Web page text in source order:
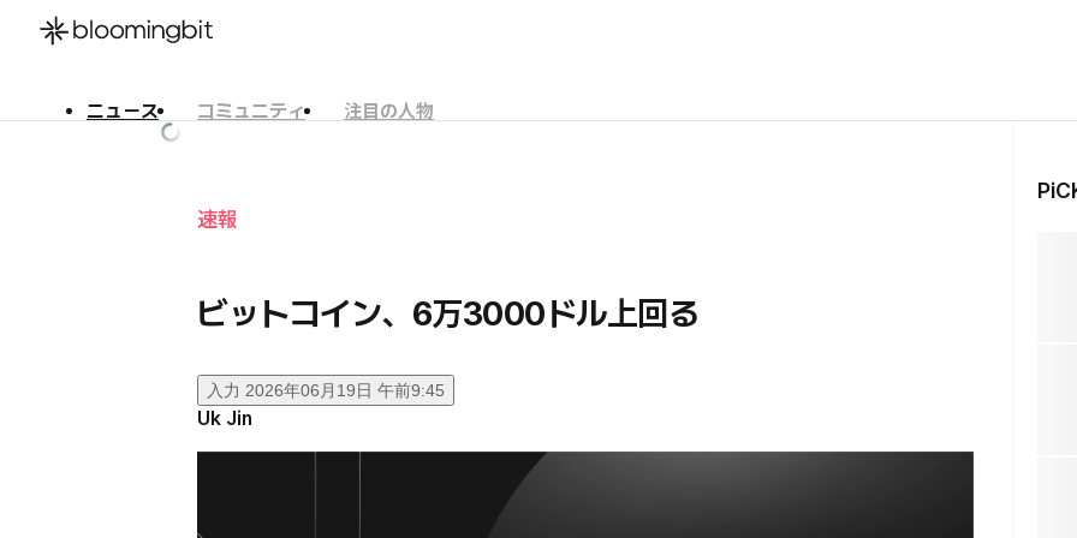
ニュース コミュニティ
注目の人物
速報
ビットコイン、6万3000ドル上回る
入力 2026年06月19日 午前9:45
Uk Jin